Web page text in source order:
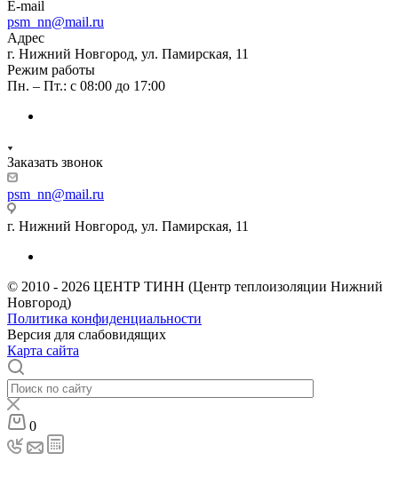
E-mail
psm_nn@mail.ru
Адрес
г. Нижний Новгород, ул. Памирская, 11
Режим работы
Пн. – Пт.: с 08:00 до 17:00
Заказать звонок
psm_nn@mail.ru
г. Нижний Новгород, ул. Памирская, 11
© 2010 - 2026 ЦЕНТР ТИНН (Центр теплоизоляции Нижний
Новгород)
Политика конфиденциальности
Версия для слабовидящих
Карта сайта
0